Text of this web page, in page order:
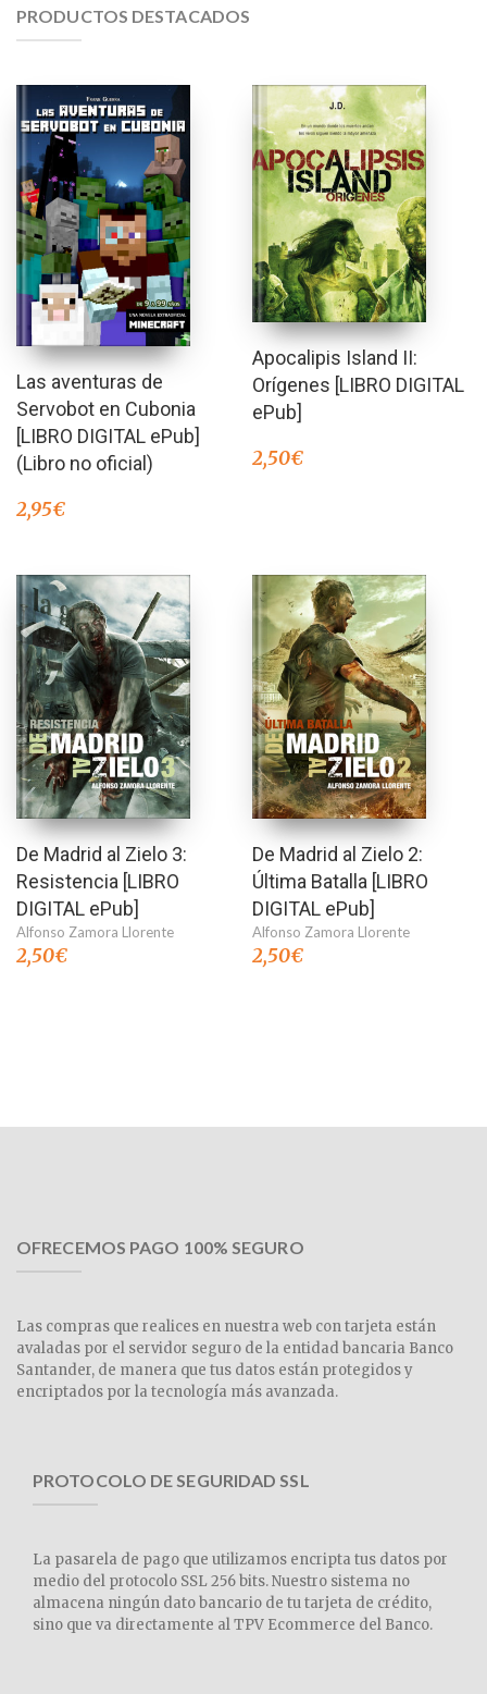
PRODUCTOS DESTACADOS
Las aventuras de
Servobot en Cubonia
[LIBRO DIGITAL ePub]
(Libro no oficial)
2,95€
Apocalipis Island II:
Orígenes [LIBRO DIGITAL
ePub]
2,50€
De Madrid al Zielo 3:
Resistencia [LIBRO
DIGITAL ePub]
Alfonso Zamora Llorente
2,50€
De Madrid al Zielo 2:
Última Batalla [LIBRO
DIGITAL ePub]
Alfonso Zamora Llorente
2,50€
OFRECEMOS PAGO 100% SEGURO
Las compras que realices en nuestra web con tarjeta están
avaladas por el servidor seguro de la entidad bancaria Banco
Santander, de manera que tus datos están protegidos y
encriptados por la tecnología más avanzada.
PROTOCOLO DE SEGURIDAD SSL
La pasarela de pago que utilizamos encripta tus datos por
medio del protocolo SSL 256 bits. Nuestro sistema no
almacena ningún dato bancario de tu tarjeta de crédito,
sino que va directamente al TPV Ecommerce del Banco.